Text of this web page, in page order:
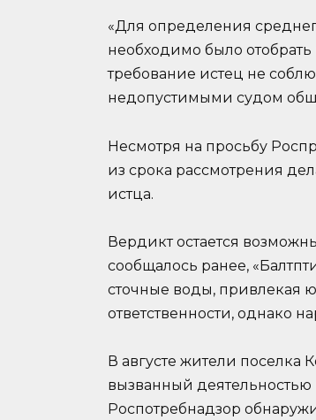
«Для определения
необходимо было
требование истец не
недопустимыми судом
Несмотря на просьбу
из срока рассмотрения
истца.
Вердикт остается
сообщалось ранее,
сточные воды, привлекая
ответственности, однако
В августе жители поселка
вызванный
Роспотребнадзор